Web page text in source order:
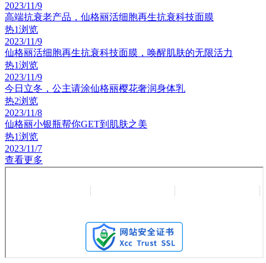
2023/11/9
高端抗衰老产品，仙格丽活细胞再生抗衰科技面膜
热1浏览
2023/11/9
仙格丽活细胞再生抗衰科技面膜，唤醒肌肤的无限活力
热1浏览
2023/11/9
今日立冬，公主请涂仙格丽樱花奢润身体乳
热2浏览
2023/11/8
仙格丽小银瓶帮你GET到肌肤之美
热1浏览
2023/11/7
查看更多